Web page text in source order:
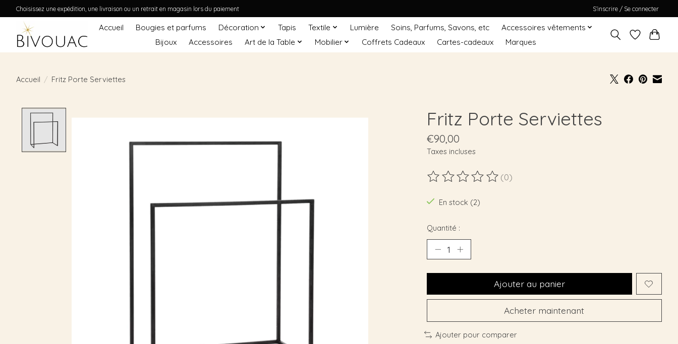
Choisissez une expédition, une livraison ou un retrait en magasin lors du paiement S’inscrire / Se connecter
Accueil Bougies et parfums Décoration Tapis Textile Lumière Soins, Parfums, Savons, etc
Accessoires vêtements
Bijoux
Accessoires Art de la Table Mobilier Coffrets Cadeaux Cartes-cadeaux Marques
Accueil / Fritz Porte Serviettes
Fritz Porte Serviettes
€90,00
Taxes incluses
Ce produit est évalué à
(0)
En stock (2)
Quantité :
Ajouter au panier
Acheter maintenant
Ajouter pour comparer